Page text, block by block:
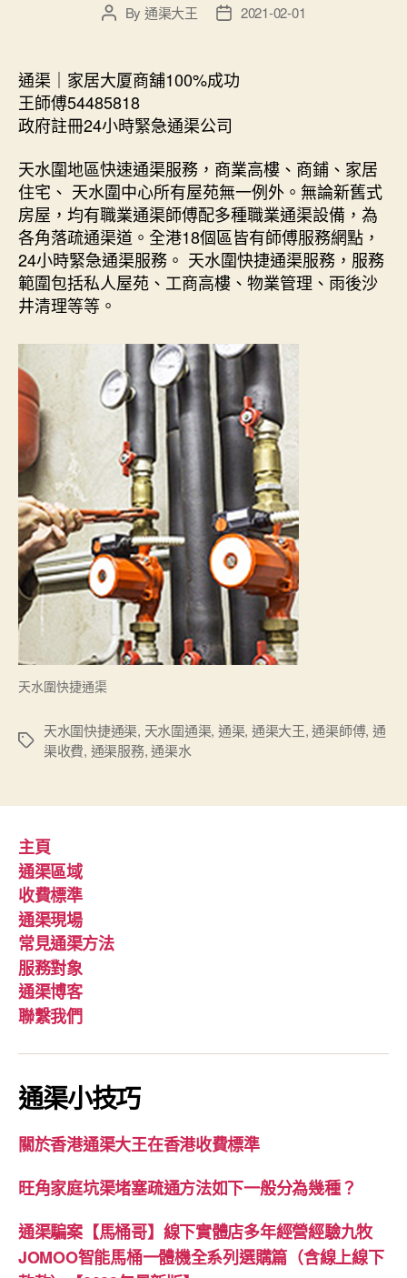
PostBy 通渠大王
Post2021-02-01
通渠｜家居大厦商舖100%成功
王師傅54485818
政府註冊24小時緊急通渠公司
天水圍地區快速通渠服務，商業高樓、商鋪、家居
住宅、 天水圍中心所有屋苑無一例外。無論新舊式
房屋，均有職業通渠師傅配多種職業通渠設備，為
各角落疏通渠道。全港18個區皆有師傅服務網點，
24小時緊急通渠服務。 天水圍快捷通渠服務，服務
範圍包括私人屋苑、工商高樓、物業管理、雨後沙
井清理等等。
天水圍快捷通渠
Tags
天水圍快捷通渠, 天水圍通渠, 通渠, 通渠大王,通渠師傅, 通
渠收費, 通渠服務,通渠水
主頁
通渠區域
收費標準
通渠現場
常見通渠方法
服務對象
通渠博客
聯繫我們
通渠小技巧
關於香港通渠大王在香港收費標準
旺角家庭坑渠堵塞疏通方法如下一般分為幾種？
通渠騙案【馬桶哥】線下實體店多年經營經驗九牧
JOMOO智能馬桶一體機全系列選購篇（含線上線下